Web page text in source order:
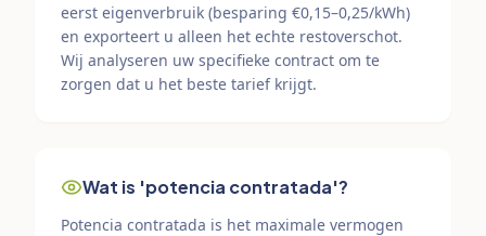
eerst eigenverbruik (besparing €0,15–0,25/kWh)
en exporteert u alleen het echte restoverschot.
Wij analyseren uw specifieke contract om te
zorgen dat u het beste tarief krijgt.
Wat is 'potencia contratada'?
Potencia contratada is het maximale vermogen